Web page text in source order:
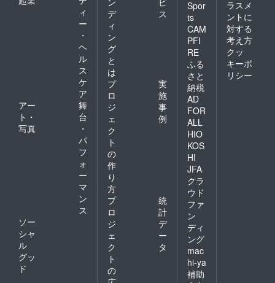
ィ
ー
・
ヘ
ル
ス
ケ
ア
アー
ト・
写真
舞
台
・
パ
フ
ォ
ー
マ
ン
ス
ソー
シャ
ル
グッ
ド
デ
ィ
ン
グ
と
は
ス
プ
ロ
ジ
ェ
ク
ト
の
作
り
方
実
施
事
例
プ
ロ
ジ
ェ
ク
ト
の
統
計
デ
ー
タ
Spor
ts
CAM
PFI
RE
ふる
さと
納税
AD
FOR
ALL
HIO
KOS
HI
JFA
クラ
ウド
ファ
ン
ディ
ング
mac
hi-ya
補助
ラスメ
ントに
対する
考え方
クッ
キーポ
リシー